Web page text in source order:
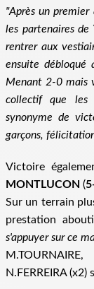
"Après un premier
les partenaires de
rentrer aux
ensuite débloqué
Menant 2-0 mais
collectif que
synonyme de
garçons,
Victoire
MONTLUCON (
Sur un terrain
prestation
s'appuyer sur ce
N.FERREIRA